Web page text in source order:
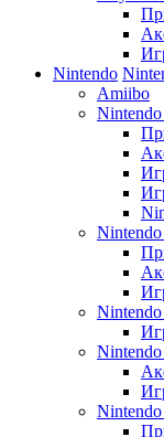
Nintendo
Amiibo